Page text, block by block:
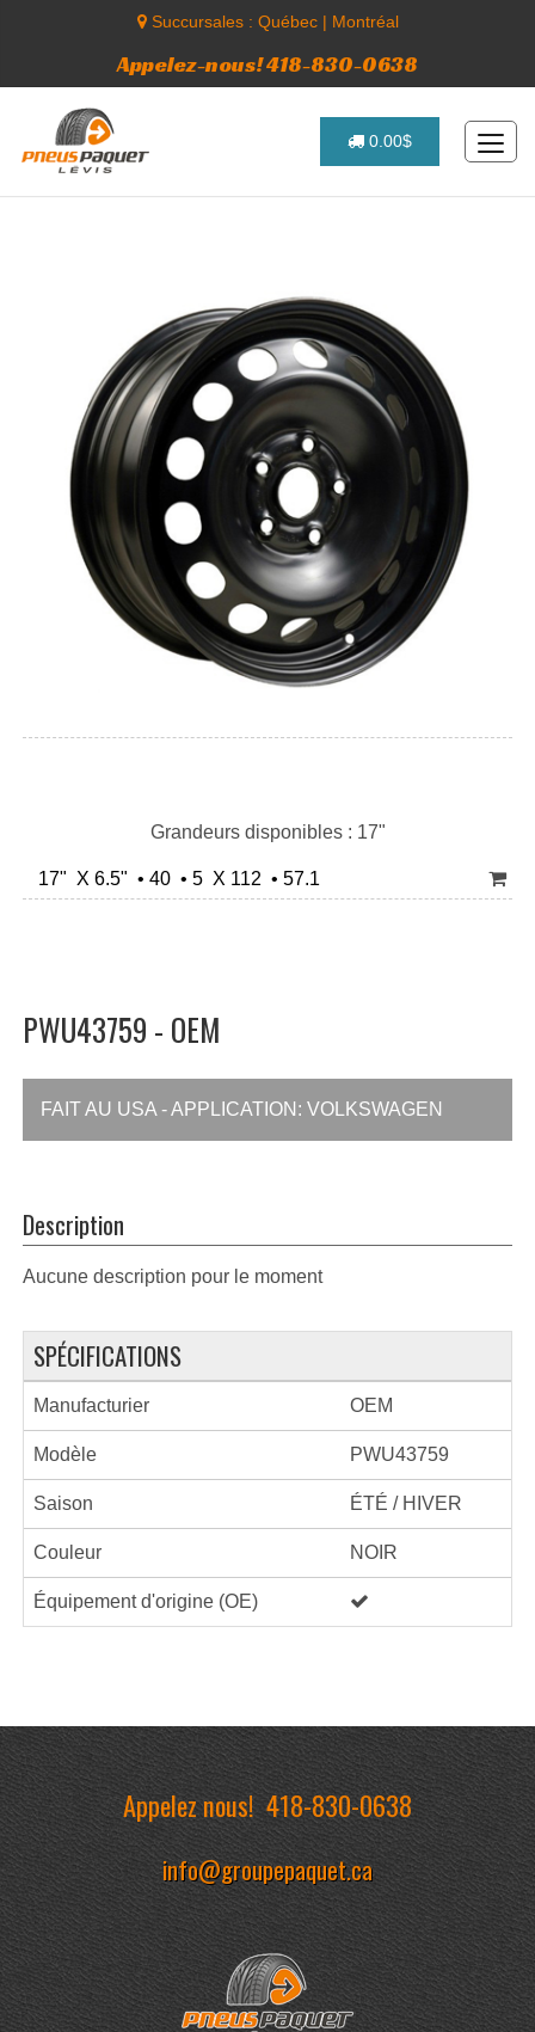
Succursales : Québec| Montréal
Appelez-nous! 418-830-0638
0.00$
Grandeurs disponibles : 17"
17" X 6.5" • 40 • 5 X 112 • 57.1
PWU43759 - OEM
FAIT AU USA - APPLICATION: VOLKSWAGEN
Description
Aucune description pour le moment
SPÉCIFICATIONS
Manufacturier OEM
Modèle PWU43759
Saison ÉTÉ / HIVER
Couleur NOIR
Équipement d'origine (OE)
Appelez nous!418-830-0638
info@groupepaquet.ca